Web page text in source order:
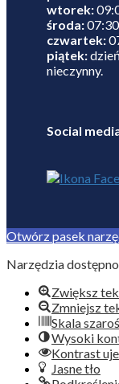
wtorek:
środa:
czwartek:
piątek:
nieczynny.
Social
Otwórz pasek
Narzędzia
Zwiększ
Zmniejsz
Skala
Wysoki
Kontrast
Jasne tło